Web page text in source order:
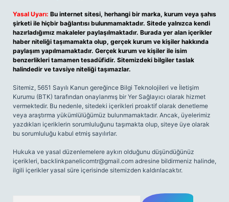
Yasal Uyarı: Bu internet sitesi, herhangi bir marka, kurum veya şahıs
şirketi ile hiçbir bağlantısı bulunmamaktadır. Sitede yalnızca kendi
hazırladığımız makaleler paylaşılmaktadır. Burada yer alan içerikler
haber niteliği taşımamakta olup, gerçek kurum ve kişiler hakkında
paylaşım yapılmamaktadır. Gerçek kurum ve kişiler ile isim
benzerlikleri tamamen tesadüfidir. Sitemizdeki bilgiler taslak
halindedir ve tavsiye niteliği taşımazlar.
Sitemiz, 5651 Sayılı Kanun gereğince Bilgi Teknolojileri ve İletişim
Kurumu (BTK) tarafından onaylanmış bir Yer Sağlayıcı olarak hizmet
vermektedir. Bu nedenle, sitedeki içerikleri proaktif olarak denetleme
veya araştırma yükümlülüğümüz bulunmamaktadır. Ancak, üyelerimiz
yazdıkları içeriklerin sorumluluğunu taşımakta olup, siteye üye olarak
bu sorumluluğu kabul etmiş sayılırlar.
Hukuka ve yasal düzenlemelere aykırı olduğunu düşündüğünüz
içerikleri, backlinkpanelicomtr@gmail.com adresine bildirmeniz halinde,
ilgili içerikler yasal süre içerisinde sitemizden kaldırılacaktır.